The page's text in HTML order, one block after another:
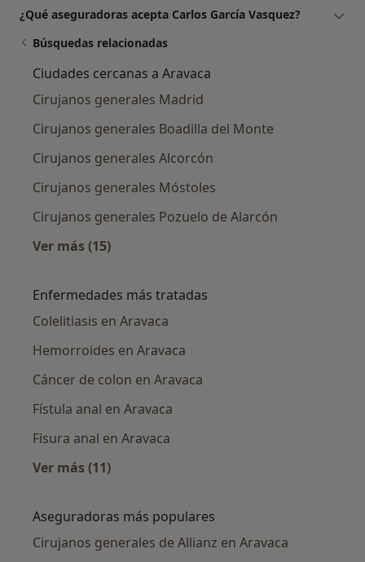
¿Qué aseguradoras acepta Carlos García Vasquez?
Búsquedas relacionadas
Ciudades cercanas a Aravaca
Cirujanos generales Madrid
Cirujanos generales Boadilla del Monte
Cirujanos generales Alcorcón
Cirujanos generales Móstoles
Cirujanos generales Pozuelo de Alarcón
Ver más (15)
Enfermedades más tratadas
Colelitiasis en Aravaca
Hemorroides en Aravaca
Cáncer de colon en Aravaca
Fístula anal en Aravaca
Fisura anal en Aravaca
Ver más (11)
Aseguradoras más populares
Cirujanos generales de Allianz en Aravaca